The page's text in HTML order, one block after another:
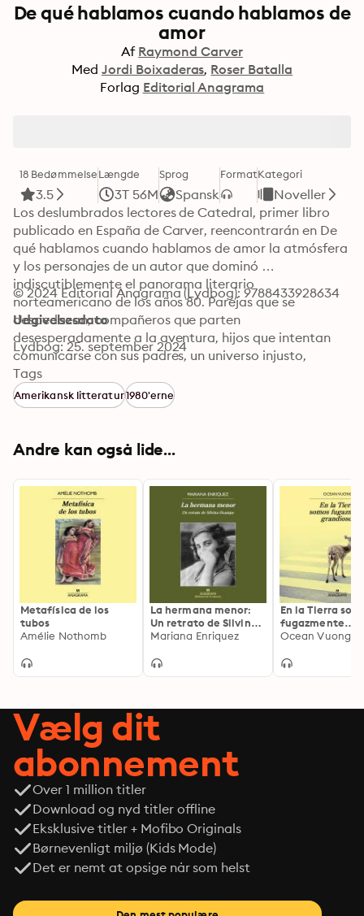
De qué hablamos cuando hablamos de
amor
Af Raymond Carver
Med Jordi Boixaderas Roser Batalla
Forlag Editorial Anagrama
18 Bedømmelse
3.5
Længde
3T 56M
Sprog
Spansk
FormatKategori
Noveller
Los deslumbrados lectores de Catedral, primer libro
publicado en España de Carver, reencontrarán en De
qué hablamos cuando hablamos de amor la atmósfera
y los personajes de un autor que dominó
indiscutiblemente el panorama literario
norteamericano de los años 80. Parejas que se
despedazan, compañeros que parten
desesperadamente a la aventura, hijos que intentan
comunicarse con sus padres, un universo injusto,
violento, tenso, a veces irrisorio...
En palabras de Roberto Fernández Sastre, Carver «no
designa lo intolerable, sino que lo nombra. Sin
en su esencialidad amorfa y brutal».
© 2024 Editorial Anagrama (Lydbog): 9788433928634
Udgivelsesdato
Lydbog: 25. september 2024
Tags
Amerikansk litteratur1980'erne
Andre kan også lide...
Metafísica de los
tubos
Amélie Nothomb
La hermana menor:
Un retrato de Silvina
Ocampo
Mariana Enriquez
En la Tierra
fugazmente
grandiosos
Ocean Vuong
Vælg dit
abonnement
Over 1 million titler
Download og nyd titler offline
Eksklusive titler + Mofibo Originals
Børnevenligt miljø (Kids Mode)
Det er nemt at opsige når som helst